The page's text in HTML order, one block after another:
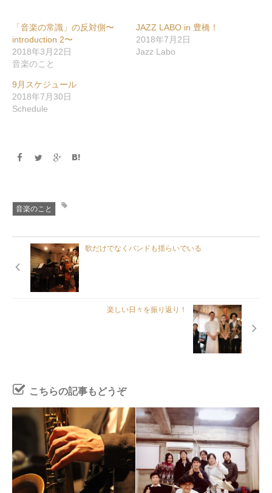
て
Twitter
で
共
有
(新
し
ウ
ィ
ン
ド
ウ
る
に
は
ク
リ
て
く
だ
さ
す)
「音楽の常識」の反対側〜
introduction 2〜
2018年3月22日
音楽のこと
JAZZ LABO in 豊橋！
2018年7月2日
Jazz Labo
9月スケジュール
2018年7月30日
Schedule
音楽のこと
歌だけでなくバンドも揺らいでいる
楽しい日々を振り返り！
こちらの記事もどうぞ